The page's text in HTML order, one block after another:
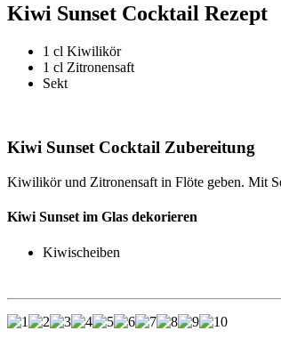
Kiwi Sunset Cocktail Rezept
1 cl Kiwilikör
1 cl Zitronensaft
Sekt
Kiwi Sunset Cocktail Zubereitung
Kiwilikör und Zitronensaft in Flöte geben. Mit
Kiwi Sunset im Glas dekorieren
Kiwischeiben